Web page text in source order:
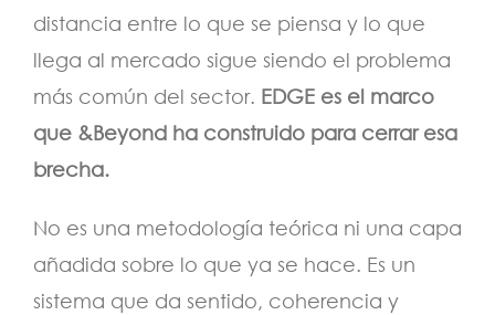
distancia entre lo que se piensa y lo que
llega al mercado sigue siendo el problema
más común del sector. EDGE es el marco
que &Beyond ha construido para cerrar esa
brecha.
No es una metodología teórica ni una capa
añadida sobre lo que ya se hace. Es un
sistema que da sentido, coherencia y